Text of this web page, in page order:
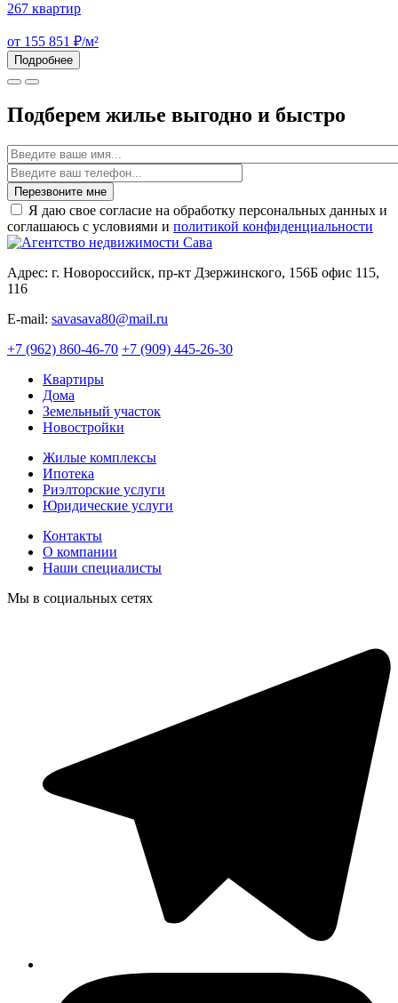
267 квартир
от 155 851 ₽/м²
Подробнее
Подберем жилье выгодно и быстро
Имя
Перезвоните мне
Я даю свое согласие на обработку персональных данных и
соглашаюсь с условиями и политикой конфиденциальности
Адрес: г. Новороссийск, пр-кт Дзержинского, 156Б офис 115,
116
E-mail: savasava80@mail.ru
+7 (962) 860-46-70 +7 (909) 445-26-30
Квартиры
Дома
Земельный участок
Новостройки
Жилые комплексы
Ипотека
Риэлторские услуги
Юридические услуги
Контакты
О компании
Наши специалисты
Мы в социальных сетях